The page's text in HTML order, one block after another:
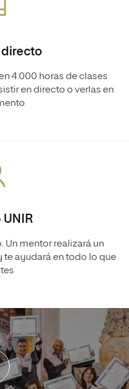
directo
4.000 horas de clases
en directo o verlas en
UNIR
Un mentor realizará un
ayudará en todo lo que